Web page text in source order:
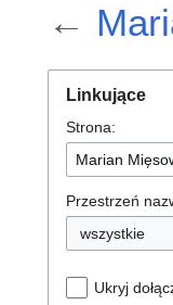
←
Linkujące
Strona:
Przestrzeń
wszystkie
Ukryj